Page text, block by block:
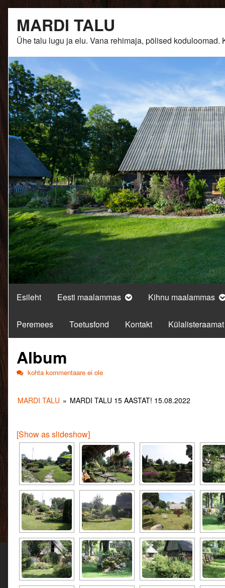
content
MARDI TALU
Ühe talu lugu ja elu. Vana rehimaja, põlised
Esileht Eesti maalammas Kihnu maalammas
Peremees Toetusfond Kontakt Külalisteraamat
Album
Album
kohta kommentaare ei ole
MARDI TALU » MARDI TALU 15 AASTAT! 15.08.2022
[Show as slideshow]